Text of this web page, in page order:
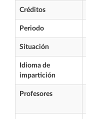
Créditos
Periodo
Situación
Idioma de
impartición
Profesores